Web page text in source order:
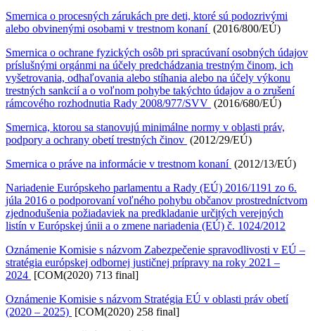
Smernica o procesných zárukách pre deti, ktoré sú podozrivými
alebo obvinenými osobami v trestnom konaní (2016/800/EÚ)
Smernica o ochrane fyzických osôb pri spracúvaní osobných údajov
príslušnými orgánmi na účely predchádzania trestným činom, ich
vyšetrovania, odhaľovania alebo stíhania alebo na účely výkonu
trestných sankcií a o voľnom pohybe takýchto údajov a o zrušení
rámcového rozhodnutia Rady 2008/977/SVV (2016/680/EÚ)
Smernica, ktorou sa stanovujú minimálne normy v oblasti práv,
podpory a ochrany obetí trestných činov (2012/29/EÚ)
Smernica o práve na informácie v trestnom konaní (2012/13/EÚ)
Nariadenie Európskeho parlamentu a Rady (EÚ) 2016/1191 zo 6.
júla 2016 o podporovaní voľného pohybu občanov prostredníctvom
zjednodušenia požiadaviek na predkladanie určitých verejných
listín v Európskej únii a o zmene nariadenia (EÚ) č. 1024/2012
Oznámenie Komisie s názvom Zabezpečenie spravodlivosti v EÚ –
stratégia európskej odbornej justičnej prípravy na roky 2021 –
2024 [COM(2020) 713 final]
Oznámenie Komisie s názvom Stratégia EÚ v oblasti práv obetí
(2020 – 2025) [COM(2020) 258 final]